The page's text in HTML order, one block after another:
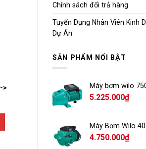
Chính sách đổi trả hàng
Tuyển Dụng Nhân Viên Kinh
Dự Án
SẢN PHẨM NỔI BẬT
Máy bơm wilo
5.225.000₫
Máy Bơm Wilo
4.750.000₫
>